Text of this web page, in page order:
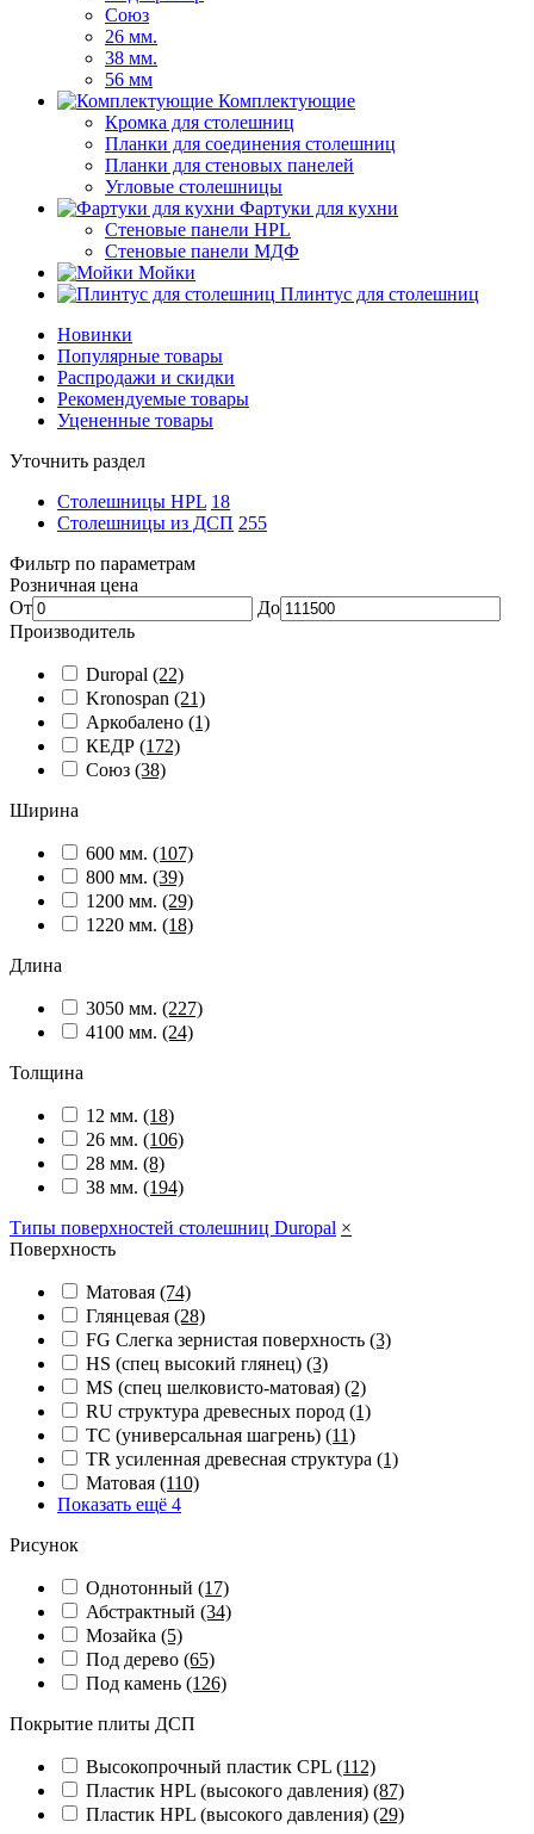
Союз
26 мм.
38 мм.
56 мм
Комплектующие
Кромка для столешниц
Планки для соединения столешниц
Планки для стеновых панелей
Угловые столешницы
Фартуки для кухни
Стеновые панели HPL
Стеновые панели МДФ
Мойки
Плинтус для столешниц
Новинки
Популярные товары
Распродажи и скидки
Рекомендуемые товары
Уцененные товары
Уточнить раздел
Столешницы HPL 18
Столешницы из ДСП 255
Фильтр по параметрам
Розничная цена
От
До
Производитель
Duropal (22)
Kronospan (21)
Аркобалено (1)
КЕДР (172)
Союз (38)
Ширина
600 мм. (107)
800 мм. (39)
1200 мм. (29)
1220 мм. (18)
Длина
3050 мм. (227)
4100 мм. (24)
Толщина
12 мм. (18)
26 мм. (106)
28 мм. (8)
38 мм. (194)
Типы поверхностей столешниц Duropal ×
Поверхность
Матовая (74)
Глянцевая (28)
FG Слегка зернистая поверхность (3)
HS (спец высокий глянец) (3)
MS (спец шелковисто-матовая) (2)
RU структура древесных пород (1)
TC (универсальная шагрень) (11)
TR усиленная древесная структура (1)
Матовая (110)
Показать ещё 4
Рисунок
Однотонный (17)
Абстрактный (34)
Мозайка (5)
Под дерево (65)
Под камень (126)
Покрытие плиты ДСП
Высокопрочный пластик CPL (112)
Пластик HPL (высокого давления) (87)
Пластик HPL (высокого давления) (29)